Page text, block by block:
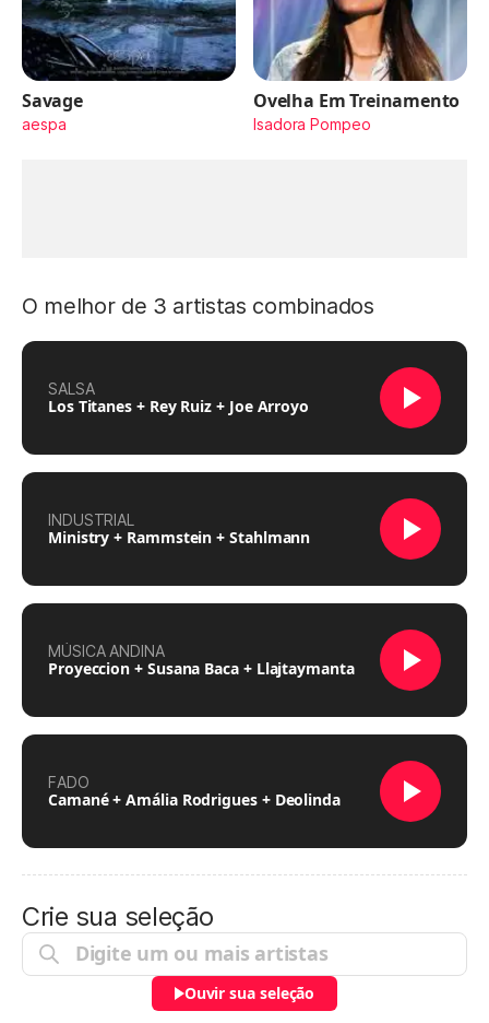
Savage
aespa
Ovelha Em Treinamento
Isadora Pompeo
O melhor de 3 artistas combinados
SALSA
Los Titanes + Rey Ruiz + Joe Arroyo
INDUSTRIAL
Ministry + Rammstein + Stahlmann
MÚSICA ANDINA
Proyeccion + Susana Baca + Llajtaymanta
FADO
Camané + Amália Rodrigues + Deolinda
Crie sua seleção
Ouvir sua seleção